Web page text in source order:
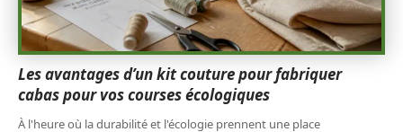
Les avantages d’un kit couture pour fabriquer
cabas pour vos courses écologiques
À l'heure où la durabilité et l'écologie prennent une place